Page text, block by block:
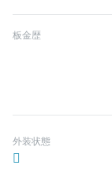
板金歴
外装状態